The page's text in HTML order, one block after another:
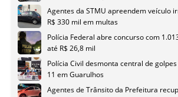
Agentes da STMU apreendem veículo
R$ 330 mil em multas
Polícia Federal abre concurso com
até R$ 26,8 mil
Polícia Civil desmonta central de
11 em Guarulhos
Agentes de Trânsito da Prefeitura